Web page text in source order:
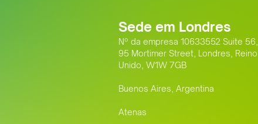
Sede em Londres
Nº da empresa 10633552 Suite 56,
95 Mortimer Street, Londres, Reino
Unido, W1W 7GB
Buenos Aires, Argentina
Atenas